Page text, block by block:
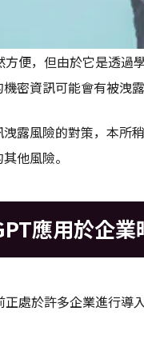
方便，但由於它是透過
密資訊可能會有被洩露
露風險的對策，本所
他風險。
應用於企
正處於許多企業進行導